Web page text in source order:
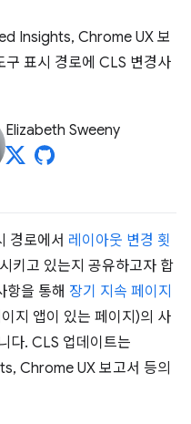
Insights, Chrome UX 보
표시 경로에 CLS 변경사
Elizabeth Sweeny
경로에서 레이아웃 변경 횟
키고 있는지 공유하고자 합
항을 통해 장기 지속 페이지
지 앱이 있는 페이지)의 사
다. CLS 업데이트는
Chrome UX 보고서 등의